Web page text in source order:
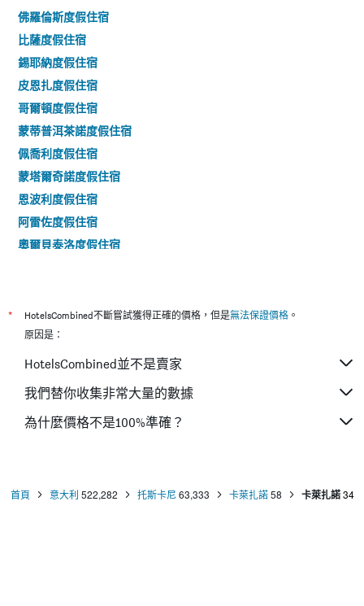
佛羅倫斯度假住宿
比薩度假住宿
錫耶納度假住宿
皮恩扎度假住宿
哥爾頓度假住宿
蒙蒂普洱茶諾度假住宿
佩喬利度假住宿
蒙塔爾奇諾度假住宿
恩波利度假住宿
阿雷佐度假住宿
奧爾貝泰洛度假住宿
維亞雷焦度假住宿
基安奇安諾泰爾梅度假住宿
福洛尼卡度假住宿
馬爾米堡度假住宿
佩斯卡亞堡度假住宿
里窩那度假住宿
* HotelsCombined不斷嘗試獲得正確的價格，但是無法保證價格 。
原因是：
HotelsCombined並不是賣家
我們替你收集非常大量的數據
為什麼價格不是100%準確？
首頁 意大利 522,282 托斯卡尼 63,333 卡萊扎諾 58 卡萊扎諾 34